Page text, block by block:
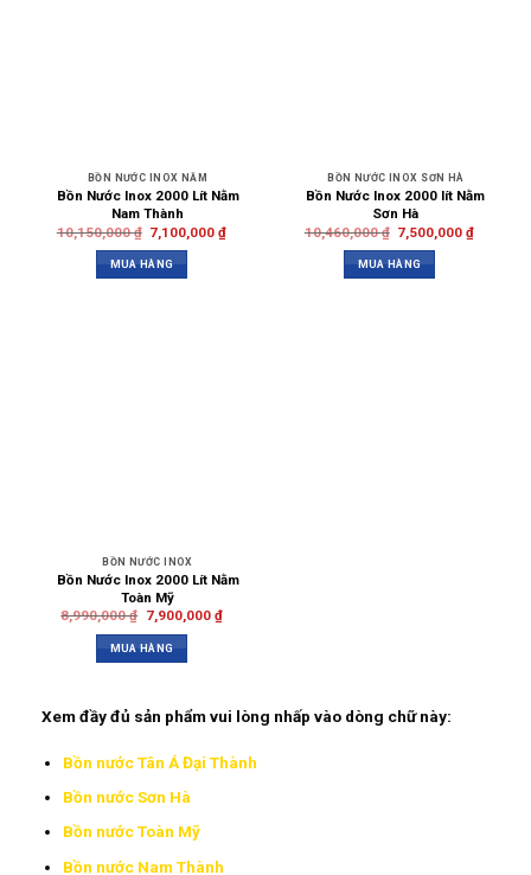
BỒN NƯỚC INOX NẰM
Bồn Nước Inox 2000 Lít Nằm
Nam Thành
10,150,000₫ 7,100,000₫
MUA HÀNG
BỒN NƯỚC INOX SƠN HÀ
Bồn Nước Inox 2000 lít Nằm
Sơn Hà
10,460,000₫ 7,500,000₫
MUA HÀNG
BỒN NƯỚC INOX
Bồn Nước Inox 2000 Lít Nằm
Toàn Mỹ
8,990,000₫ 7,900,000 ₫
MUA HÀNG
Xem đầy đủ sản phẩm vui lòng nhấp vào dòng chữ này:
Bồn nước Tân Á Đại Thành
Bồn nước Sơn Hà
Bồn nước Toàn Mỹ
Bồn nước Nam Thành